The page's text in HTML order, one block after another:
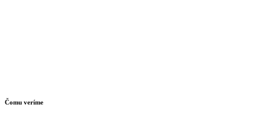
Čomu veríme